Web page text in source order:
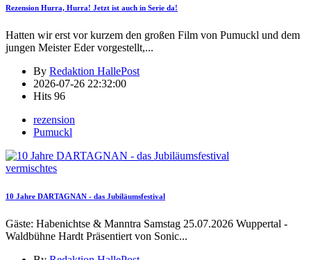
Rezension Hurra, Hurra! Jetzt ist auch in Serie da!
Hatten wir erst vor kurzem den großen Film von Pumuckl und dem
jungen Meister Eder vorgestellt,...
By Redaktion HallePost
2026-07-26 22:32:00
Hits 96
rezension
Pumuckl
vermischtes
10 Jahre DARTAGNAN - das Jubiläumsfestival
Gäste: Habenichtse & Manntra Samstag 25.07.2026 Wuppertal -
Waldbühne Hardt Präsentiert von Sonic...